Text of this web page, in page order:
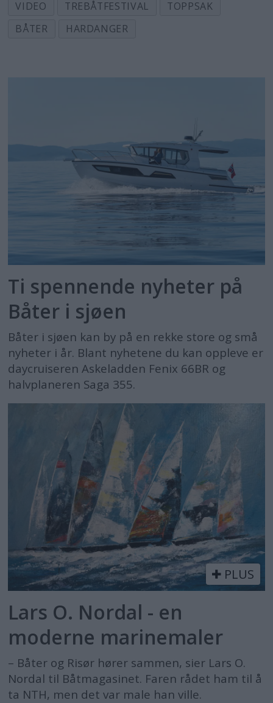
VIDEO TREBÅTFESTIVAL
TOPPSAK
BÅTER
HARDANGER
Ti spennende nyheter på
Båter i sjøen
Båter i sjøen kan by på en rekke store og små
nyheter i år. Blant nyhetene du kan oppleve er
daycruiseren Askeladden Fenix 66BR og
halvplaneren Saga 355.
PLUS
Lars O. Nordal - en
moderne marinemaler
– Båter og Risør hører sammen, sier Lars O.
Nordal til Båtmagasinet. Faren rådet ham til å
ta NTH, men det var male han ville.